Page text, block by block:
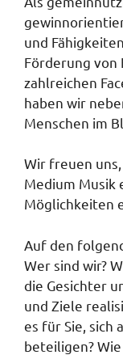
und
Förderung von
zahlreichen
haben wir
Menschen im
Wir freuen
Medium Musik
Möglichkeiten
Auf den
Wer sind wir?
die Gesichter
und Ziele
es für Sie, sich
beteiligen?